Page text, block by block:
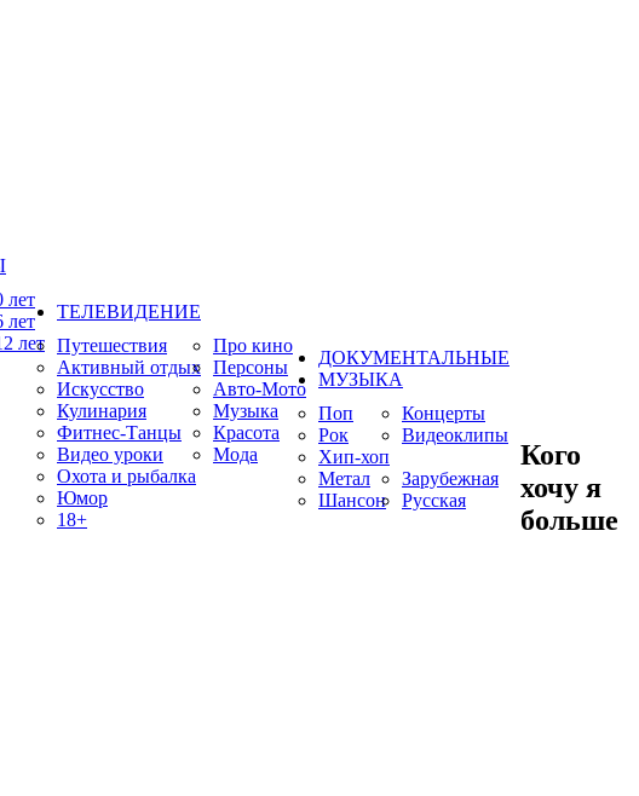
лет
лет
лет
ТЕЛЕВИДЕНИЕ
Путешествия
Активный отдых
Искусство
Кулинария
Фитнес-Танцы
Видео уроки
Охота и рыбалка
Юмор
18+
Про кино
Персоны
Авто-Мото
Музыка
Красота
Мода
ДОКУМЕНТАЛЬНЫЕ
МУЗЫКА
Поп
Рок
Хип-хоп
Метал
Шансон
Концерты
Видеоклипы
Зарубежная
Русская
Кого
хочу я
больше